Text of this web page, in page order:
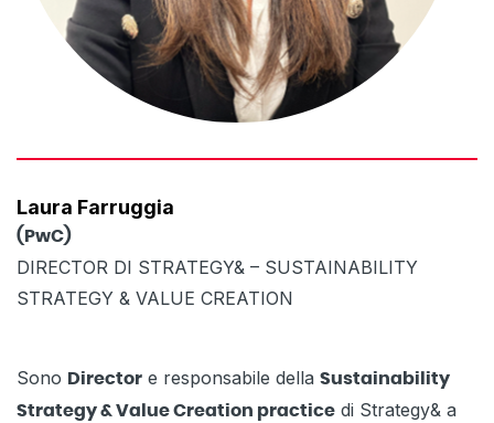
Laura Farruggia
(PwC)
DIRECTOR DI STRATEGY& – SUSTAINABILITY
STRATEGY & VALUE CREATION
Sono Director e responsabile della Sustainability
Strategy & Value Creation practice di Strategy& a